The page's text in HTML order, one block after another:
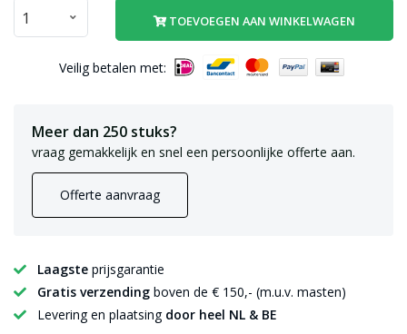
TOEVOEGEN AAN WINKELWAGEN
Veilig betalen met:
Meer dan 250 stuks?
vraag gemakkelijk en snel een persoonlijke offerte aan.
Offerte aanvraag
Laagste prijsgarantie
Gratis verzending boven de € 150,- (m.u.v. masten)
Levering en plaatsing door heel NL & BE